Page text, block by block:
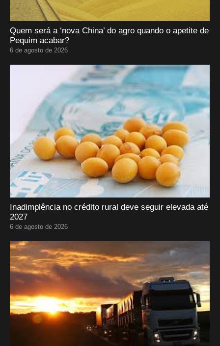
Quem será a ‘nova China’ do agro quando o apetite de
Pequim acabar?
6 de agosto de 2026
Inadimplência no crédito rural deve seguir elevada até
2027
6 de agosto de 2026